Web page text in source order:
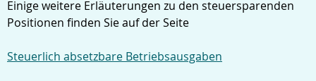
Einige weitere Erläuterungen zu den steuersparenden
Positionen finden Sie auf der Seite
Steuerlich absetzbare Betriebsausgaben